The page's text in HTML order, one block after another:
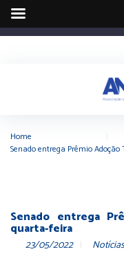
Home
Senado entrega Prêmio
Senado entrega
quarta-feira
23/05/2022 Notícias